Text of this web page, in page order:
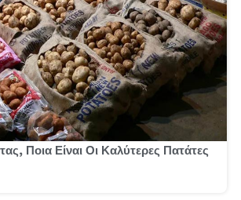
Ποια Είναι Οι Καλύτερες Πατάτες